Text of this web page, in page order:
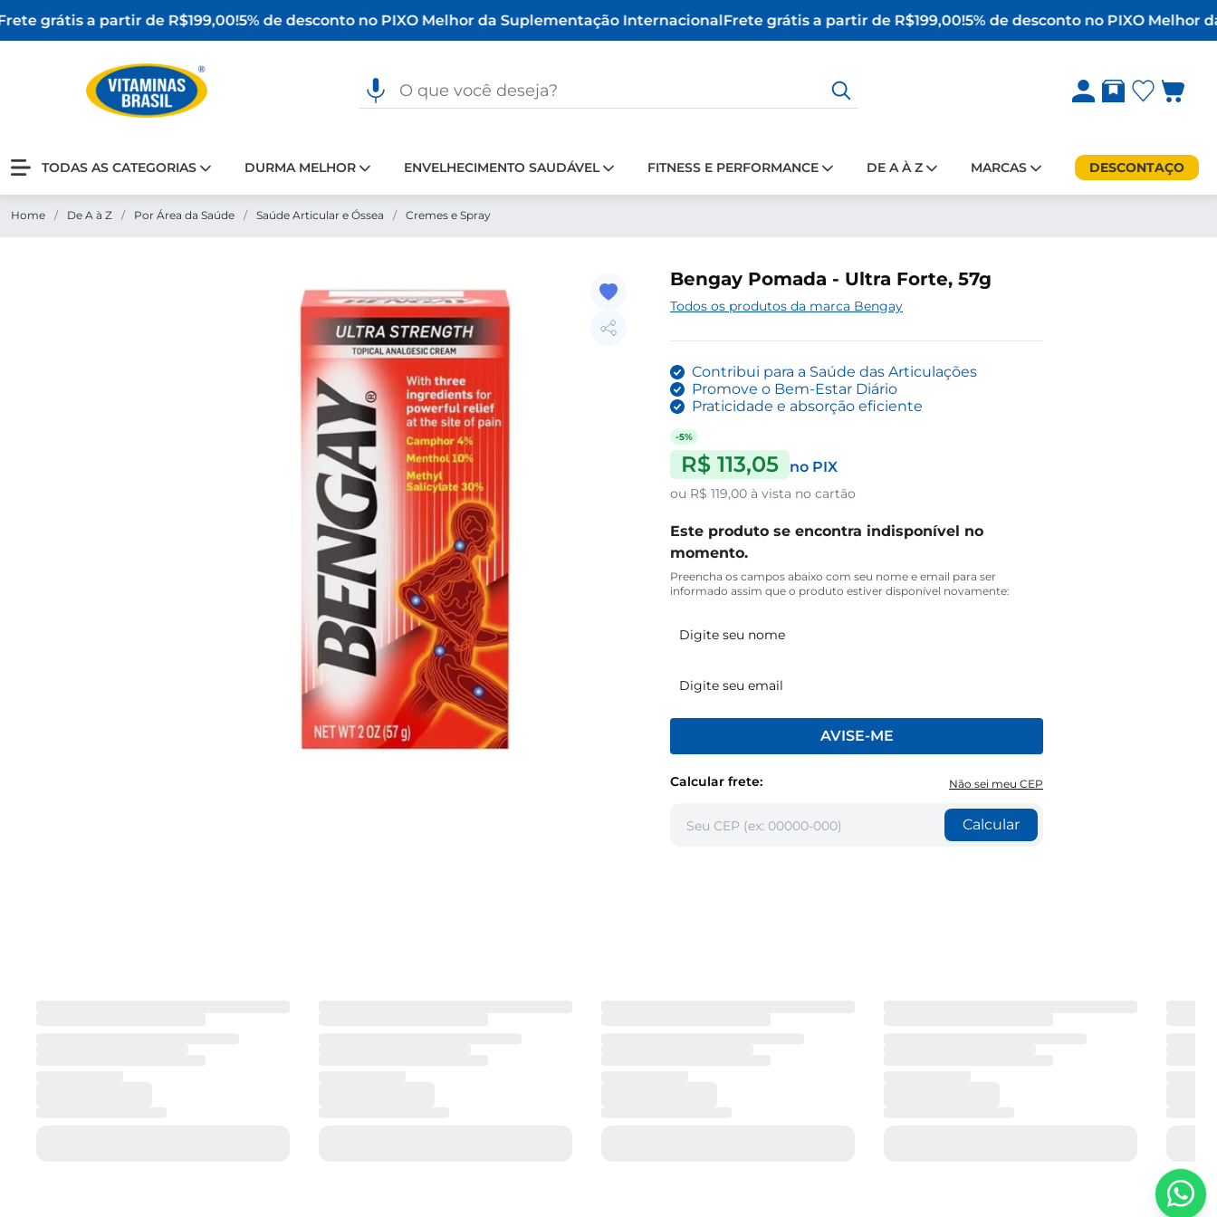
grátis a partir de R$199,00!5% de desconto no PIXO Melhor da Suplementação InternacionalFrete grátis a partir de R$199,00!5% de desconto no PIXO Melhor da
TODAS AS CATEGORIAS DURMA MELHOR ENVELHECIMENTO SAUDÁVEL FITNESS E PERFORMANCE DE A À Z MARCAS DESCONTAÇO
Home / De A à Z / Por Área da Saúde / Saúde Articular e Óssea / Cremes e Spray
Bengay Pomada - Ultra Forte, 57g
Todos os produtos da marca Bengay
Contribui para a Saúde das Articulações
Promove o Bem-Estar Diário
Praticidade e absorção eficiente
-5%
R$ 113,05 no PIX
ou R$ 119,00 à vista no cartão
Este produto se encontra indisponível no
momento.
Preencha os campos abaixo com seu nome e email para ser
informado assim que o produto estiver disponível novamente:
AVISE-ME
Calcular frete: Não sei meu CEP
Calcular